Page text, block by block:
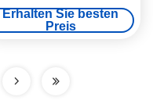
und Uhrenladekabel mit
Smartwatch magnetischer,
kabelloser Aufladung
Erhalten Sie besten
Preis